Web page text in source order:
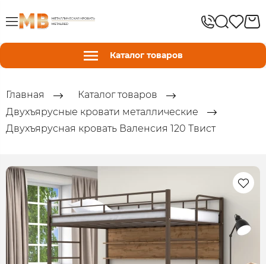
Каталог товаров
Главная
Каталог товаров
Двухъярусные кровати металлические
Двухъярусная кровать Валенсия 120 Твист